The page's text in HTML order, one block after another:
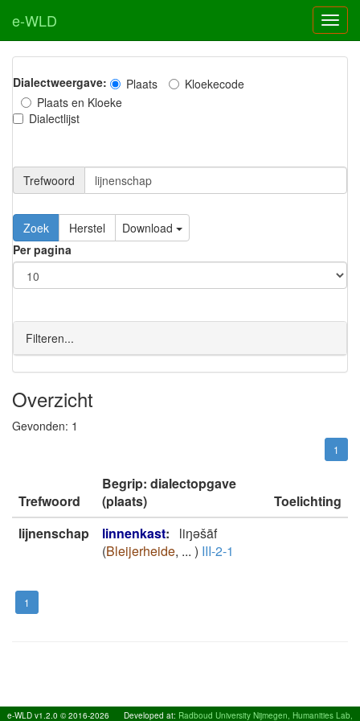
e-WLD
Dialectweergave: Plaats
Kloekecode
Plaats en Kloeke
Dialectlijst
Trefwoord
Download
Per pagina
Filteren...
Overzicht
Gevonden: 1
1
Trefwoord
Begrip: dialectopgave
(plaats)
Toelichting
lijnenschap
linnenkast:
liŋəšāf
(Bleijerheide, ... ) III-2-1
1
e-WLD v1.2.0 © 2016-2026 Developed at: Radboud University Nijmegen, Humanities Lab,